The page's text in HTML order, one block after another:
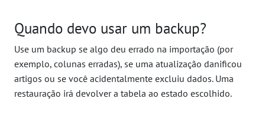
Quando devo usar um backup?
Use um backup se algo deu errado na importação (por
exemplo, colunas erradas), se uma atualização danificou
artigos ou se você acidentalmente excluiu dados. Uma
restauração irá devolver a tabela ao estado escolhido.